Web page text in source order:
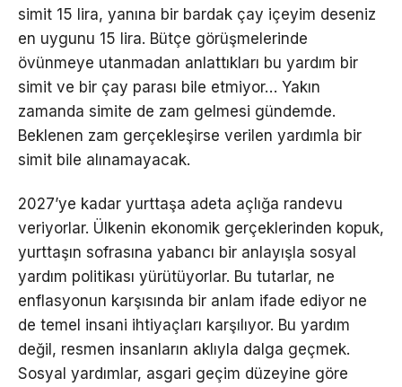
simit 15 lira, yanına bir bardak çay içeyim deseniz
en uygunu 15 lira. Bütçe görüşmelerinde
övünmeye utanmadan anlattıkları bu yardım bir
simit ve bir çay parası bile etmiyor… Yakın
zamanda simite de zam gelmesi gündemde.
Beklenen zam gerçekleşirse verilen yardımla bir
simit bile alınamayacak.
2027’ye kadar yurttaşa adeta açlığa randevu
veriyorlar. Ülkenin ekonomik gerçeklerinden kopuk,
yurttaşın sofrasına yabancı bir anlayışla sosyal
yardım politikası yürütüyorlar. Bu tutarlar, ne
enflasyonun karşısında bir anlam ifade ediyor ne
de temel insani ihtiyaçları karşılıyor. Bu yardım
değil, resmen insanların aklıyla dalga geçmek.
Sosyal yardımlar, asgari geçim düzeyine göre